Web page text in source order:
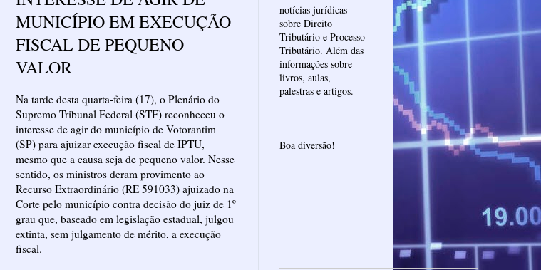
MUNICÍPIO EM EXECUÇÃO
FISCAL DE PEQUENO
VALOR
Na tarde desta quarta-feira (17), o Plenário do
Supremo Tribunal Federal (STF) reconheceu o
interesse de agir do município de Votorantim
(SP) para ajuizar execução fiscal de IPTU,
mesmo que a causa seja de pequeno valor. Nesse
sentido, os ministros deram provimento ao
Recurso Extraordinário (RE 591033) ajuizado na
Corte pelo município contra decisão do juiz de 1º
grau que, baseado em legislação estadual, julgou
extinta, sem julgamento de mérito, a execução
fiscal.
notícias jurídicas
sobre Direito
Tributário e Processo
Tributário. Além das
informações sobre
livros, aulas,
palestras e artigos.
Boa diversão!